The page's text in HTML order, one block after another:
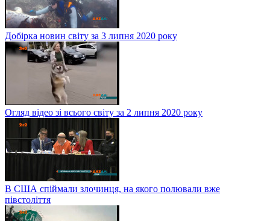
Добірка новин світу за 3 липня 2020 року
Огляд відео зі всього світу за 2 липня 2020 року
В США спіймали злочинця, на якого полювали вже
півстоліття